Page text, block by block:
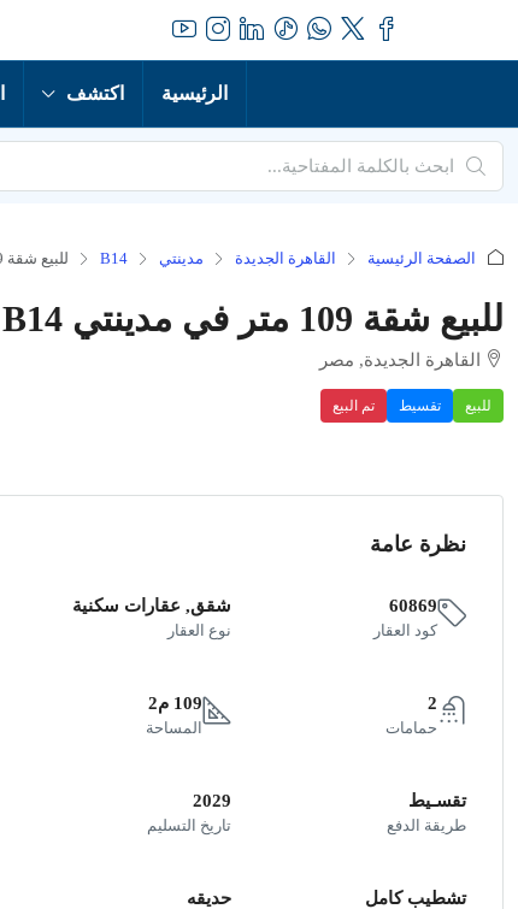
الرئيسية اكتشف
الصفحة الرئيسية القاهرة الجديدة مدينتي B14 للبيع شقة 109 متر في مدينتي B14
للبيع شقة 109 متر في مدينتي B14
القاهرة الجديدة, مصر
للبيع تقسيط تم البيع
نظرة عامة
60869
كود العقار
شقق, عقارات سكنية
نوع العقار
2
حمامات
109 م2
المساحة
تقسـيط
طريقة الدفع
2029
تاريخ التسليم
تشطيب كامل حديقه